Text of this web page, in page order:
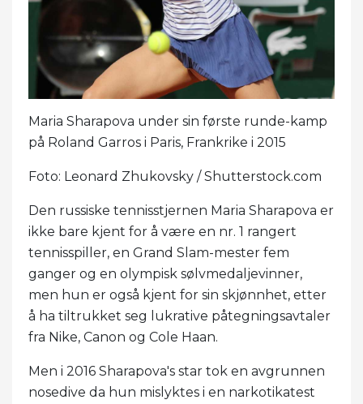
Maria Sharapova under sin første runde-kamp
på Roland Garros i Paris, Frankrike i 2015
Foto: Leonard Zhukovsky / Shutterstock.com
Den russiske tennisstjernen Maria Sharapova er
ikke bare kjent for å være en nr. 1 rangert
tennisspiller, en Grand Slam-mester fem
ganger og en olympisk sølvmedaljevinner,
men hun er også kjent for sin skjønnhet, etter
å ha tiltrukket seg lukrative påtegningsavtaler
fra Nike, Canon og Cole Haan.
Men i 2016 Sharapova's star tok en avgrunnen
nosedive da hun mislyktes i en narkotikatest